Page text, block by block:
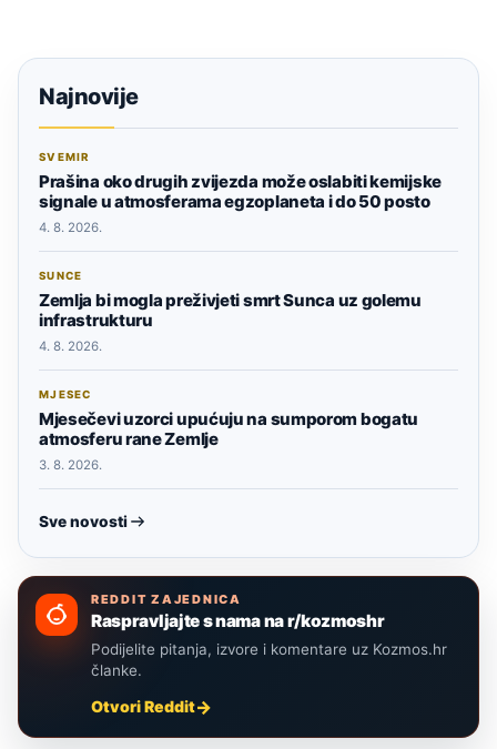
Najnovije
SVEMIR
Prašina oko drugih zvijezda može oslabiti kemijske
signale u atmosferama egzoplaneta i do 50 posto
4. 8. 2026.
SUNCE
Zemlja bi mogla preživjeti smrt Sunca uz golemu
infrastrukturu
4. 8. 2026.
MJESEC
Mjesečevi uzorci upućuju na sumporom bogatu
atmosferu rane Zemlje
3. 8. 2026.
Sve novosti
REDDIT ZAJEDNICA
Raspravljajte s nama na r/kozmoshr
Podijelite pitanja, izvore i komentare uz Kozmos.hr
članke.
Otvori Reddit